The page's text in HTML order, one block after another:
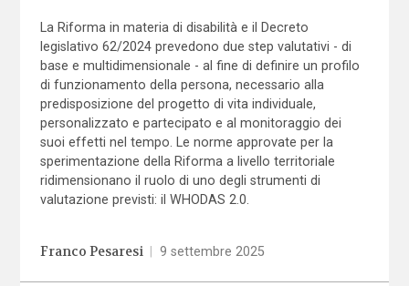
La Riforma in materia di disabilità e il Decreto
legislativo 62/2024 prevedono due step valutativi - di
base e multidimensionale - al fine di definire un profilo
di funzionamento della persona, necessario alla
predisposizione del progetto di vita individuale,
personalizzato e partecipato e al monitoraggio dei
suoi effetti nel tempo. Le norme approvate per la
sperimentazione della Riforma a livello territoriale
ridimensionano il ruolo di uno degli strumenti di
valutazione previsti: il WHODAS 2.0.
Franco Pesaresi 9 settembre 2025